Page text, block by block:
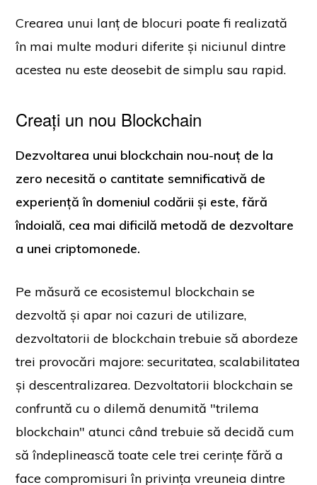
Crearea unui lanț de blocuri poate fi realizată
în mai multe moduri diferite și niciunul dintre
acestea nu este deosebit de simplu sau rapid.
Creați un nou Blockchain
Dezvoltarea unui blockchain nou-nouț de la
zero necesită o cantitate semnificativă de
experiență în domeniul codării și este, fără
îndoială, cea mai dificilă metodă de dezvoltare
a unei criptomonede.
Pe măsură ce ecosistemul blockchain se
dezvoltă și apar noi cazuri de utilizare,
dezvoltatorii de blockchain trebuie să abordeze
trei provocări majore: securitatea, scalabilitatea
și descentralizarea. Dezvoltatorii blockchain se
confruntă cu o dilemă denumită "trilema
blockchain" atunci când trebuie să decidă cum
să îndeplinească toate cele trei cerințe fără a
face compromisuri în privința vreuneia dintre